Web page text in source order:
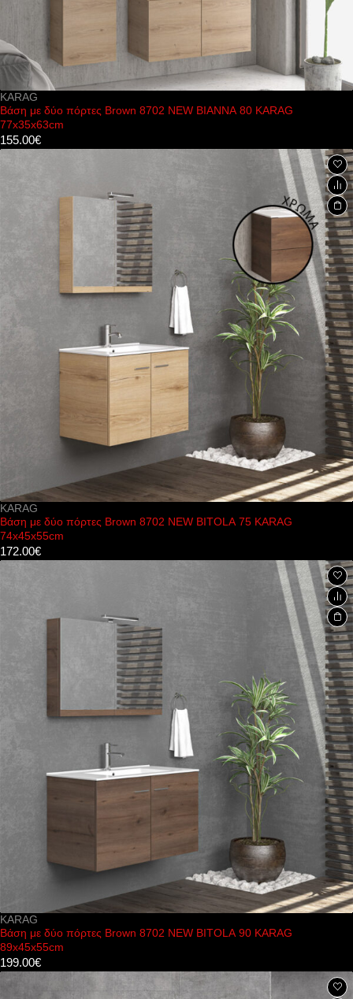
KARAG
Βάση με δύο πόρτες Brown 8702 NEW BIANNA 80 KARAG
77x35x63cm
155.00€
KARAG
Βάση με δύο πόρτες Brown 8702 NEW BITOLA 75 KARAG
74x45x55cm
172.00€
KARAG
Βάση με δύο πόρτες Brown 8702 NEW BITOLA 90 KARAG
89x45x55cm
199.00€